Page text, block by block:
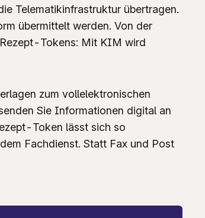
Telematikinfrastruktur übertragen.
übermittelt werden. Von der
Tokens: Mit KIM wird
zum vollelektronischen
Sie Informationen digital an
Token lässt sich so
Fachdienst. Statt Fax und Post